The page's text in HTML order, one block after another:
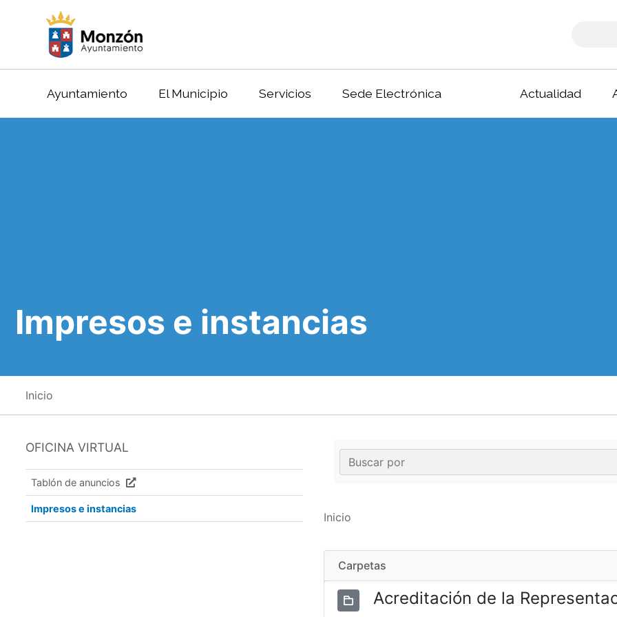
Ayuntamiento El Municipio Servicios Sede Electrónica Actualidad
Impresos e instancias
Inicio
OFICINA VIRTUAL
Tablón de anuncios
Impresos e instancias
Inicio
Carpetas
Acreditación de la